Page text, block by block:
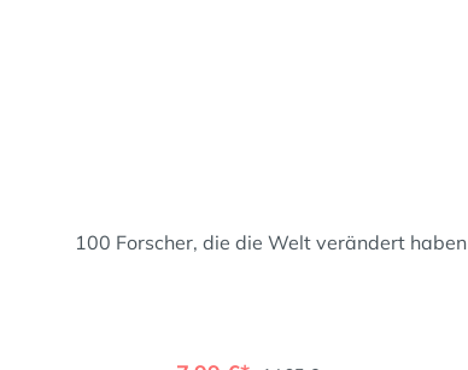
100 Forscher, die die Welt verändert haben